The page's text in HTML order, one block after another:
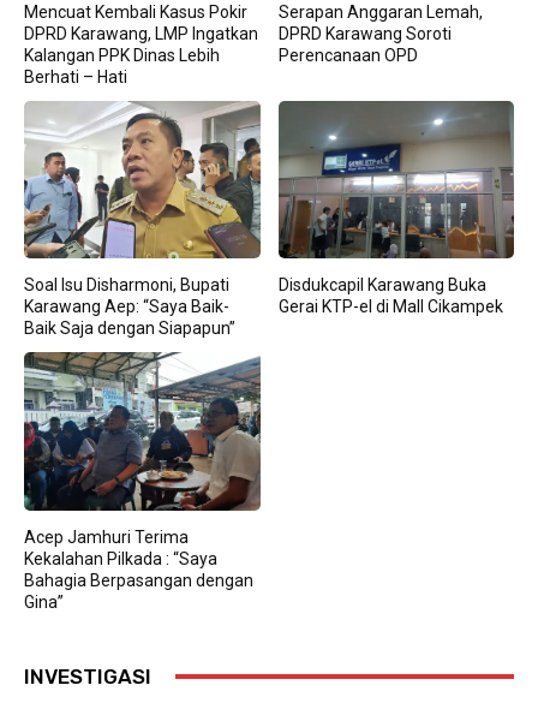
Mencuat Kembali Kasus Pokir
DPRD Karawang, LMP Ingatkan
Kalangan PPK Dinas Lebih
Berhati – Hati
Serapan Anggaran Lemah,
DPRD Karawang Soroti
Perencanaan OPD
Soal Isu Disharmoni, Bupati
Karawang Aep: “Saya Baik-
Baik Saja dengan Siapapun”
Disdukcapil Karawang Buka
Gerai KTP-el di Mall Cikampek
Acep Jamhuri Terima
Kekalahan Pilkada : “Saya
Bahagia Berpasangan dengan
Gina”
INVESTIGASI